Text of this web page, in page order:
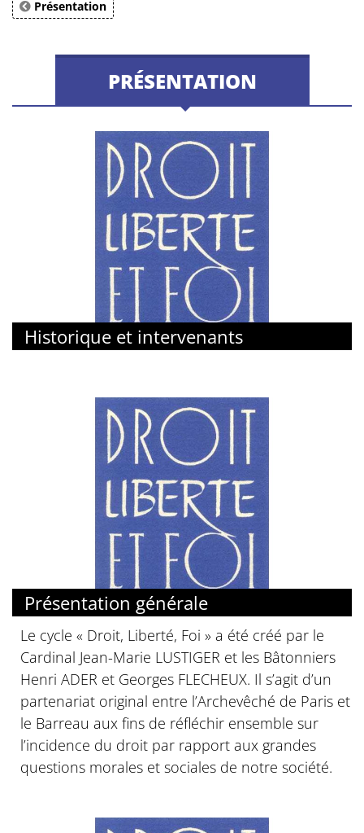
Présentation
PRÉSENTATION
Historique et intervenants
Présentation générale
Le cycle « Droit, Liberté, Foi » a été créé par le
Cardinal Jean-Marie LUSTIGER et les Bâtonniers
Henri ADER et Georges FLECHEUX. Il s’agit d’un
partenariat original entre l’Archevêché de Paris et
le Barreau aux fins de réfléchir ensemble sur
l’incidence du droit par rapport aux grandes
questions morales et sociales de notre société.